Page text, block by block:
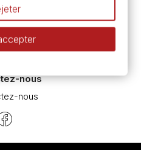
ou en godets ?
de l’aquarelle
Fine et Extra-fine
à l'huile et acrylique
nous
nous